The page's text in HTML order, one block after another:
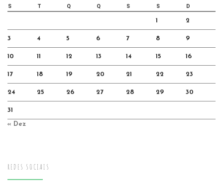
S T Q Q S S D
1 2
3 4 5 6 7 8 9
10 11 12 13 14 15 16
17 18 19 20 21 22 23
24 25 26 27 28 29 30
31
« Dez
REDES SOCIAIS